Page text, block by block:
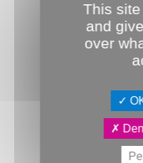
This
and
over